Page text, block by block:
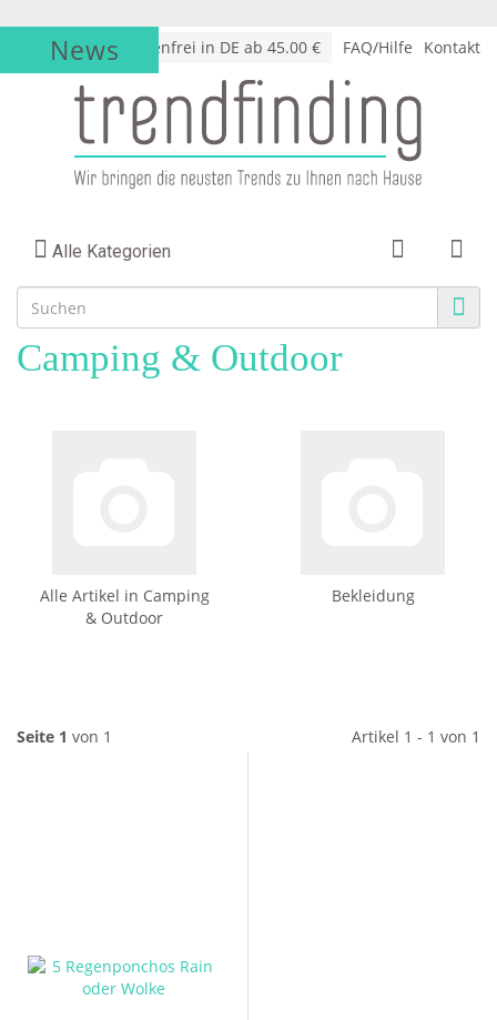
√Versandkostenfrei in DE ab 45.00 € FAQ/Hilfe Kontakt
News
Alle Kategorien
Camping & Outdoor
Alle Artikel in Camping
& Outdoor
Bekleidung
Seite 1 von 1 Artikel 1 - 1 von 1